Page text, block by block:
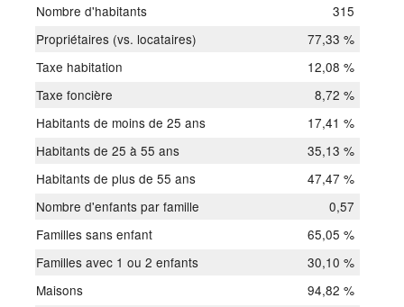
Nombre d'habitants
315
Propriétaires (vs. locataires)
77,33 %
Taxe habitation
12,08 %
Taxe foncière
8,72 %
Habitants de moins de 25 ans
17,41 %
Habitants de 25 à 55 ans
35,13 %
Habitants de plus de 55 ans
47,47 %
Nombre d'enfants par famille
0,57
Familles sans enfant
65,05 %
Familles avec 1 ou 2 enfants
30,10 %
Maisons
94,82 %